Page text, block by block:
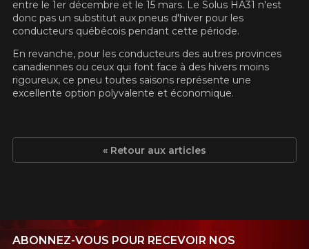
entre le 1er décembre et le 15 mars. Le Solus HA31 n'est
donc pas un substitut aux pneus d'hiver pour les
conducteurs québécois pendant cette période.
En revanche, pour les conducteurs des autres provinces
canadiennes ou ceux qui font face à des hivers moins
rigoureux, ce pneu toutes saisons représente une
excellente option polyvalente et économique.
« Retour aux articles
ABONNEZ-VOUS POUR RECEVOIR NOS